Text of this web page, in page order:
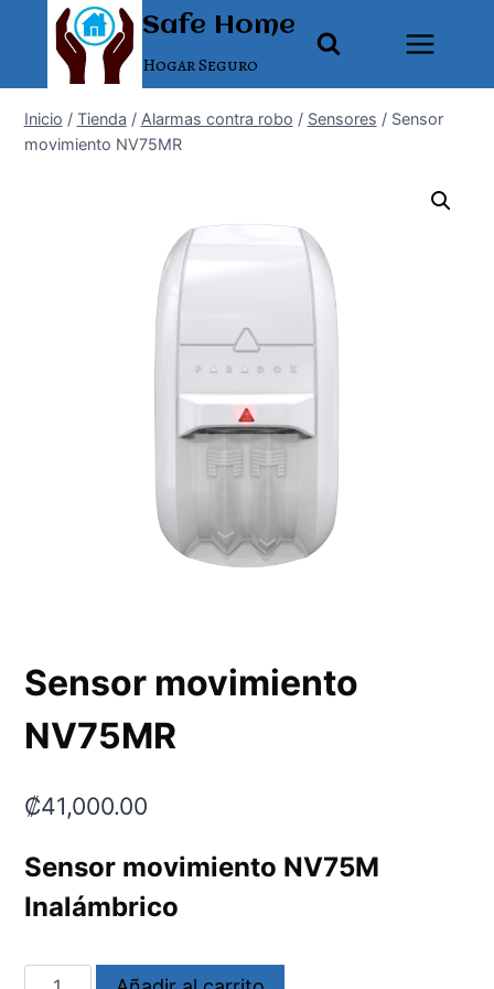
contenido
Safe Home
Hogar Seguro
Inicio / Tienda / Alarmas contra robo / Sensores / Sensor
movimiento NV75MR
Sensor movimiento
NV75MR
₡41,000.00
Sensor movimiento NV75M
Inalámbrico
Sensor